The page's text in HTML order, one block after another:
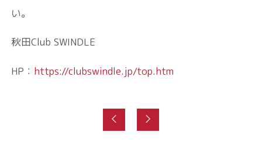
い。
秋田Club SWINDLE
HP： https://clubswindle.jp/top.htm